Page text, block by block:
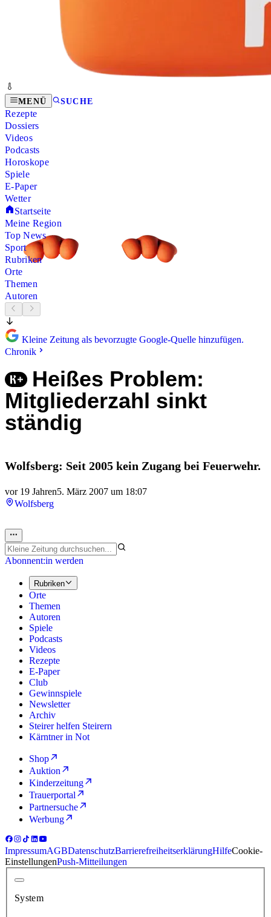
MENÜ SUCHE
Rezepte
Dossiers
Videos
Podcasts
Horoskope
Spiele
E-Paper
Wetter
Startseite
Meine Region
Top News
Sport
Rubriken
Orte
Themen
Autoren
Kleine Zeitung als bevorzugte Google-Quelle hinzufügen.
Chronik
Heißes Problem:
Mitgliederzahl sinkt
ständig
Wolfsberg: Seit 2005 kein Zugang bei Feuerwehr.
vor 19 Jahren5. März 2007 um 18:07
Wolfsberg
Abonnent:in werden
Rubriken
Orte
Themen
Autoren
Spiele
Podcasts
Videos
Rezepte
E-Paper
Club
Gewinnspiele
Newsletter
Archiv
Steirer helfen Steirern
Kärntner in Not
Shop
Auktion
Kinderzeitung
Trauerportal
Partnersuche
Werbung
ImpressumAGBDatenschutzBarrierefreiheitserklärungHilfeCookie-
EinstellungenPush-Mitteilungen
System